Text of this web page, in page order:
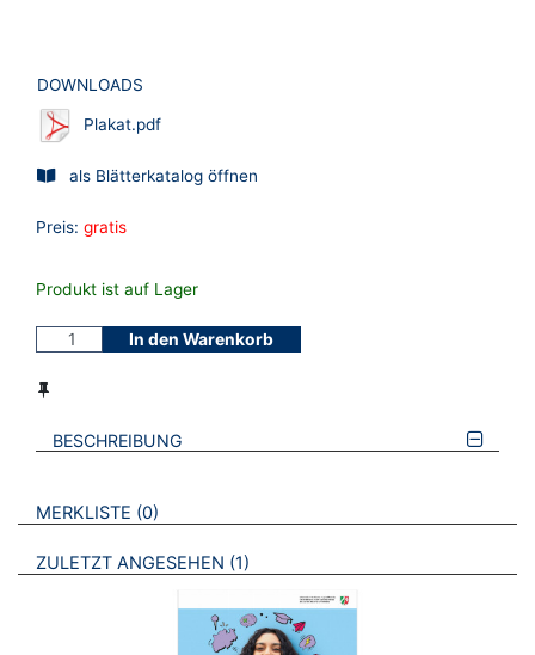
DOWNLOADS
Plakat.pdf
als Blätterkatalog öffnen
Preis: gratis
Produkt ist auf Lager
In den Warenkorb
BESCHREIBUNG
VERWEISE AUF VERMERKTE- ODER ZULETZT ANGESEHENE
MERKLISTE 0 BROSCHÜREN
ZULETZT ANGESEHEN 1 BROSCHÜREN